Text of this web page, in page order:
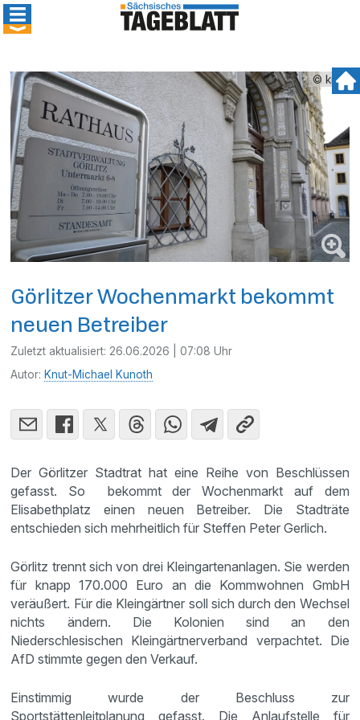
© kmk
Görlitzer Wochenmarkt bekommt
neuen Betreiber
Zuletzt aktualisiert: 26.06.2026 | 07:08 Uhr
Autor: Knut-Michael Kunoth
Der Görlitzer Stadtrat hat eine Reihe von Beschlüssen
gefasst. So bekommt der Wochenmarkt auf dem
Elisabethplatz einen neuen Betreiber. Die Stadträte
entschieden sich mehrheitlich für Steffen Peter Gerlich.
Görlitz trennt sich von drei Kleingartenanlagen. Sie werden
für knapp 170.000 Euro an die Kommwohnen GmbH
veräußert. Für die Kleingärtner soll sich durch den Wechsel
nichts ändern. Die Kolonien sind an den
Niederschlesischen Kleingärtnerverband verpachtet. Die
AfD stimmte gegen den Verkauf.
Einstimmig wurde der Beschluss zur
Sportstättenleitplanung gefasst. Die Anlaufstelle für